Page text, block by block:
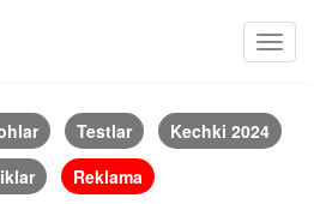
Testlar
Kechki 2024
Reklama